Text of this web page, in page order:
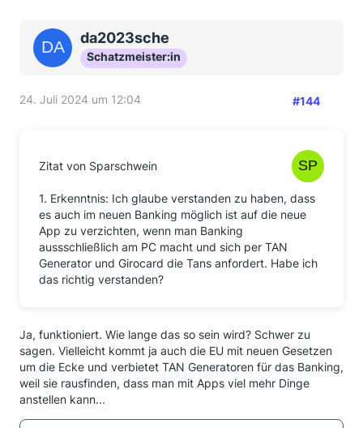
da2023sche
Schatzmeister:in
24. Juli 2024 um 12:04 #144
Zitat von Sparschwein
1. Erkenntnis: Ich glaube verstanden zu haben, dass
es auch im neuen Banking möglich ist auf die neue
App zu verzichten, wenn man Banking
aussschließlich am PC macht und sich per TAN
Generator und Girocard die Tans anfordert. Habe ich
das richtig verstanden?
Ja, funktioniert. Wie lange das so sein wird? Schwer zu
sagen. Vielleicht kommt ja auch die EU mit neuen Gesetzen
um die Ecke und verbietet TAN Generatoren für das Banking,
weil sie rausfinden, dass man mit Apps viel mehr Dinge
anstellen kann...